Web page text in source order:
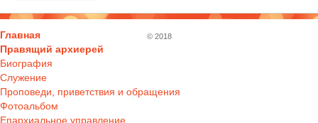
Главная
Правящий архиерей
Биография
Служение
Проповеди, приветствия и обращения
Фотоальбом
Епархиальное управление
© 2018